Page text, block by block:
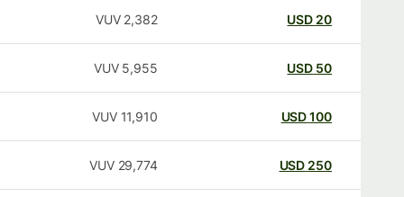
20
USD
2,382
VUV
50
USD
5,955
VUV
100
USD
11,910
VUV
250
USD
29,774
VUV